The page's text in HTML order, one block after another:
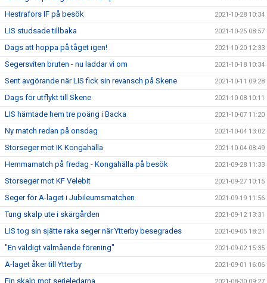
Hestrafors IF på besök 2021-10-28 10:34
LIS studsade tillbaka 2021-10-25 08:57
Dags att hoppa på tåget igen! 2021-10-20 12:33
Segersviten bruten - nu laddar vi om 2021-10-18 10:34
Sent avgörande när LIS fick sin revansch på Skene 2021-10-11 09:28
Dags för utflykt till Skene 2021-10-08 10:11
LIS hämtade hem tre poäng i Backa 2021-10-07 11:20
Ny match redan på onsdag 2021-10-04 13:02
Storseger mot IK Kongahälla 2021-10-04 08:49
Hemmamatch på fredag - Kongahälla på besök 2021-09-28 11:33
Storseger mot KF Velebit 2021-09-27 10:15
Seger för A-laget i Jubileumsmatchen 2021-09-19 11:56
Tung skalp ute i skärgården 2021-09-12 13:31
LIS tog sin sjätte raka seger när Ytterby besegrades 2021-09-05 18:21
"En väldigt välmående förening" 2021-09-02 15:35
A-laget åker till Ytterby 2021-09-01 16:06
Fin skalp mot serieledarna